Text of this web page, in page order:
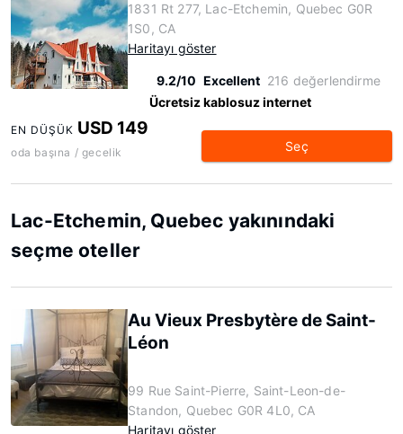
1831 Rt 277, Lac-Etchemin, Quebec G0R
1S0, CA
Haritayı göster
9.2/10 Excellent 216 değerlendirme
Ücretsiz kablosuz internet
EN DÜŞÜK USD 149
oda başına / gecelik Seç
Lac-Etchemin, Quebec yakınındaki
seçme oteller
Au Vieux Presbytère de Saint-
Léon
99 Rue Saint-Pierre, Saint-Leon-de-
Standon, Quebec G0R 4L0, CA
Haritayı göster